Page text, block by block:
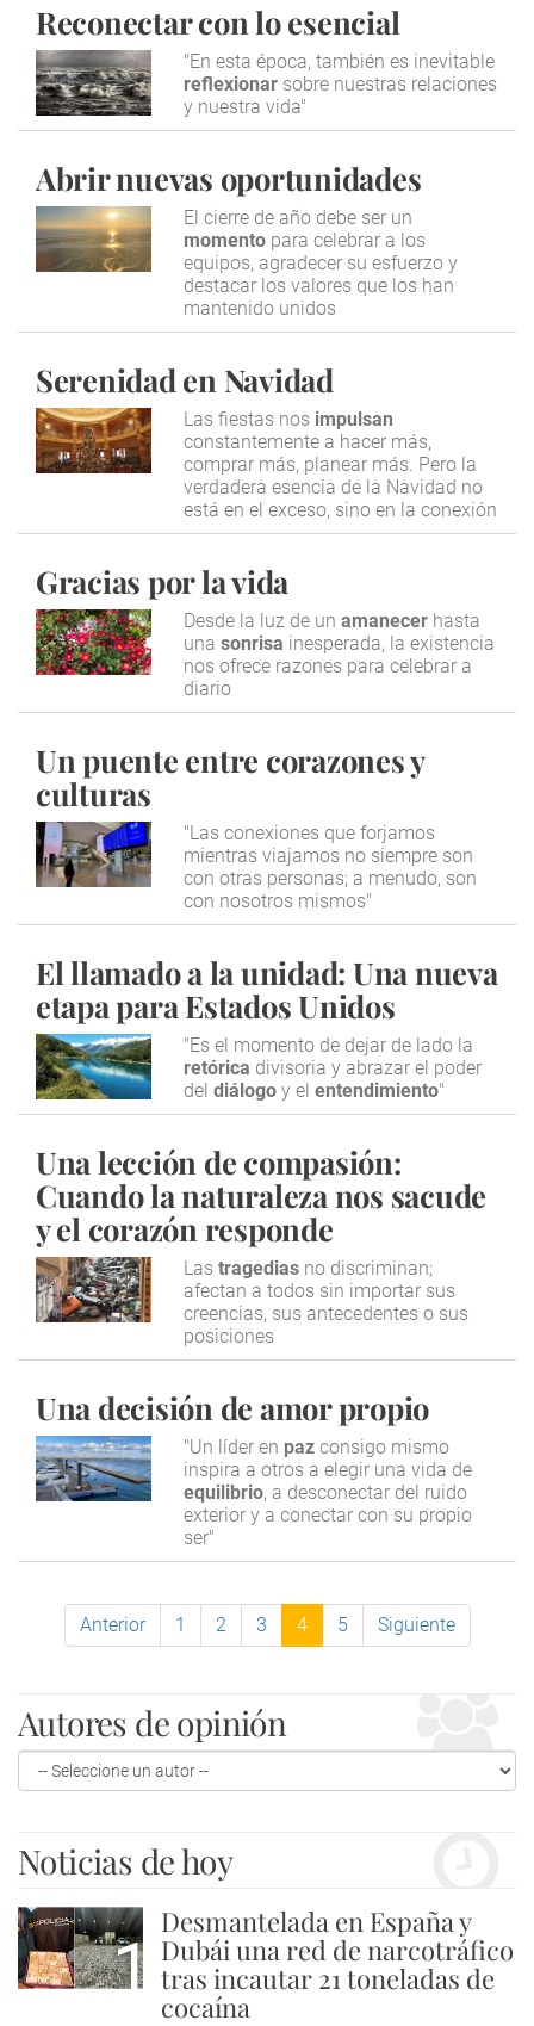
Reconectar con lo esencial
"En esta época, también es inevitable
reflexionar sobre nuestras relaciones
y nuestra vida"
Abrir nuevas oportunidades
El cierre de año debe ser un
momento para celebrar a los
equipos, agradecer su esfuerzo y
destacar los valores que los han
mantenido unidos
Serenidad en Navidad
Las fiestas nos impulsan
constantemente a hacer más,
comprar más, planear más. Pero la
verdadera esencia de la Navidad no
está en el exceso, sino en la conexión
Gracias por la vida
Desde la luz de un amanecer hasta
una sonrisa inesperada, la existencia
nos ofrece razones para celebrar a
diario
Un puente entre corazones y
culturas
"Las conexiones que forjamos
mientras viajamos no siempre son
con otras personas; a menudo, son
con nosotros mismos"
El llamado a la unidad: Una nueva
etapa para Estados Unidos
"Es el momento de dejar de lado la
retórica divisoria y abrazar el poder
deldiálogo y elentendimiento"
Una lección de compasión:
Cuando la naturaleza nos sacude
y el corazón responde
Las tragedias no discriminan;
afectan a todos sin importar sus
creencias, sus antecedentes o sus
posiciones
Una decisión de amor propio
"Un líder en paz consigo mismo
inspira a otros a elegir una vida de
equilibrio, a desconectar del ruido
exterior y a conectar con su propio
ser"
Anterior 1 2 3 4 5 Siguiente
Autores de opinión
Noticias de hoy
1
Desmantelada en España y
Dubái una red de narcotráfico
tras incautar 21 toneladas de
cocaína